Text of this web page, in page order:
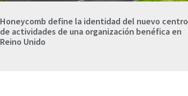
Honeycomb define la identidad del nuevo centro
de actividades de una organización benéfica en
Reino Unido